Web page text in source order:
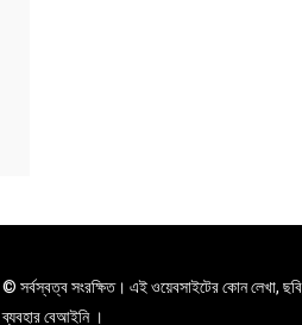
© সর্বস্বত্ব সংরক্ষিত। এই ওয়েবসাইটের কোন লেখা,
ব্যবহার বেআইনি ।